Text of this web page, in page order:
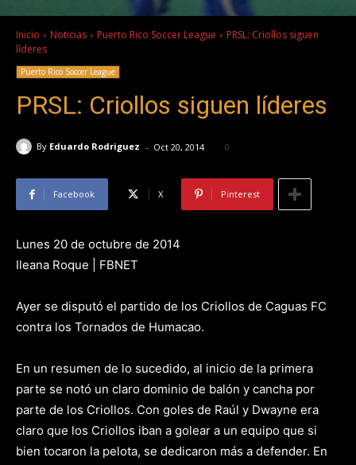
Inicio Noticias Puerto Rico Soccer League
PRSL: Criollos siguen
líderes
Puerto Rico Soccer League
PRSL: Criollos siguen líderes
By Eduardo Rodriguez - Oct 20, 2014 0
Facebook X Pinterest
Lunes 20 de octubre de 2014
Ileana Roque | FBNET
Ayer se disputó el partido de los Criollos de Caguas FC
contra los Tornados de Humacao.
En un resumen de lo sucedido, al inicio de la primera
parte se notó un claro dominio de balón y cancha por
parte de los Criollos. Con goles de Raúl y Dwayne era
claro que los Criollos iban a golear a un equipo que si
bien tocaron la pelota, se dedicaron más a defender. En